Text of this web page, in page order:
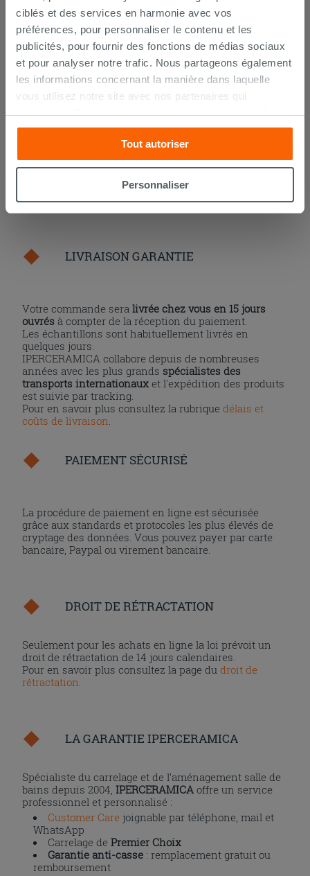
ciblés et des services en harmonie avec vos
préférences, pour personnaliser le contenu et les
publicités, pour fournir des fonctions de médias sociaux
et pour analyser notre trafic. Nous partageons également
les informations concernant la manière dans laquelle
vous utilisez notre site avec nos partenaires qui
s’occupent d’analyser les données Internet, les publicités
et les réseaux sociaux. Lesdits partenaires pourraient
combiner ces informations avec d’autres que vous leur
avez fournies ou qu’ils ont recueillies à partir de votre
utilisation sur leurs services. Si vous souhaitez en savoir
cookies, ou à quelques-uns seulement,cliquez iciou
la touche « X », vous pourrez continuer à naviguer après
Tout autoriser
Personnaliser
polypropylène blanc
12,90 €
AJOUTER AU PANIER
LIVRAISON GARANTIE
Votre commande seralivrée chez vous en 15 jours
ouvrés à compter de la réception du paiement.
Les échantillons sont habituellement livrés en
quelques jours.
IPERCERAMICA collabore depuis de nombreuses
années avec les plus grands spécialistes des
transports internationaux et l'expédition des produits
est suivie par tracking.
Pour en savoir plus consultez la rubriquedélais et
coûts de livraison
PAIEMENT SÉCURISÉ
La procédure de paiement en ligne est sécurisée
grâce aux standards et protocoles les plus élevés de
cryptage des données. Vous pouvez payer par carte
bancaire, Paypal ou virement bancaire.
DROIT DE RÉTRACTATION
Seulement pour les achats en ligne la loi prévoit un
droit de rétractation de 14 jours calendaires.
Pour en savoir plus consultez la page dudroit de
rétractation
LA GARANTIE IPERCERAMICA
Spécialiste du carrelage et de l’aménagement salle de
bains depuis 2004,IPERCERAMICA offre un service
professionnel et personnalisé :
Customer Care joignable par téléphone, mail et
WhatsApp
Carrelage dePremier Choix
Garantie anti-casse : remplacement gratuit ou
remboursement